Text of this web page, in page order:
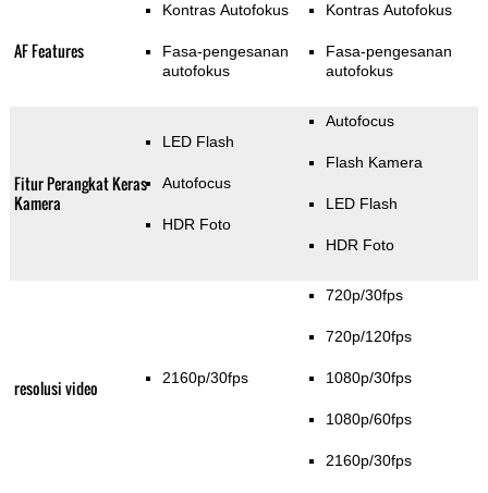
AF Features
Kontras Autofokus
Fasa-pengesanan
autofokus
Kontras Autofokus
Fasa-pengesanan
autofokus
Fitur Perangkat Keras
Kamera
LED Flash
Autofocus
HDR Foto
Autofocus
Flash Kamera
LED Flash
HDR Foto
resolusi video 2160p/30fps
720p/30fps
720p/120fps
1080p/30fps
1080p/60fps
2160p/30fps